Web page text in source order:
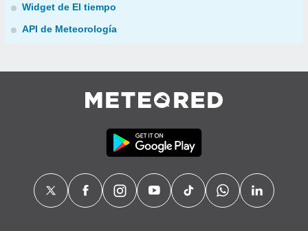
Widget de El tiempo
API de Meteorología